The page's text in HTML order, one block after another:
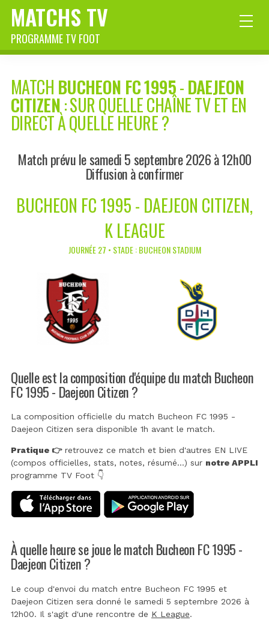
MATCHS TV
PROGRAMME TV FOOT
MATCH BUCHEON FC 1995-DAEJEON
CITIZEN: SUR QUELLE CHAÎNE TV ET EN
DIRECT À QUELLE HEURE ?
Match prévu le samedi 5 septembre 2026 à 12h00
Diffusion à confirmer
BUCHEON FC 1995 - DAEJEON CITIZEN,
K LEAGUE
JOURNÉE 27 • STADE : BUCHEON STADIUM
Quelle est la composition d'équipe du match Bucheon
FC 1995 - Daejeon Citizen ?
La composition officielle du match Bucheon FC 1995 -
Daejeon Citizen sera disponible 1h avant le match.
Pratique 👉retrouvez ce match et bien d'autres EN LIVE
(compos officielles, stats, notes, résumé...) sur notre APPLI
programme TV Foot 👇
À quelle heure se joue le match Bucheon FC 1995 -
Daejeon Citizen ?
Le coup d'envoi du match entre Bucheon FC 1995 et
Daejeon Citizen sera donné le samedi 5 septembre 2026 à
12h00. Il s'agit d'une rencontre de K League.